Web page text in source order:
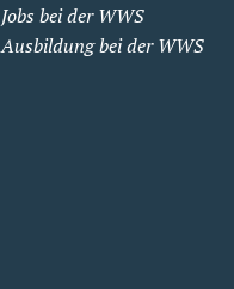
Jobs bei der WWS
Ausbildung bei der WWS